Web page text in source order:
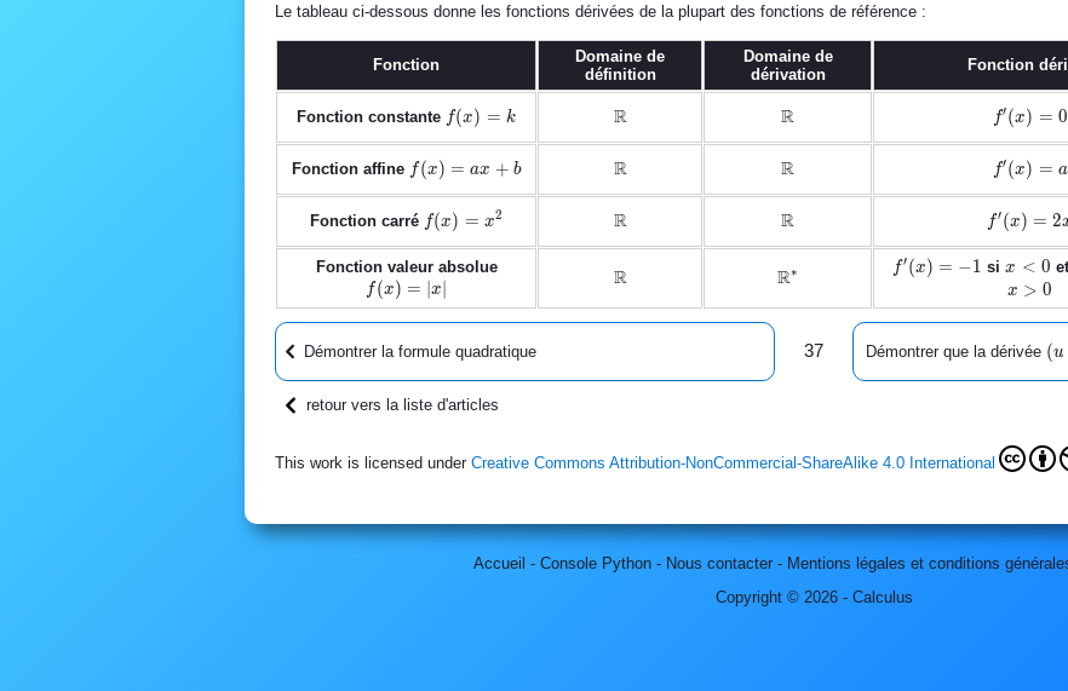
Le tableau ci-dessous donne les fonctions dérivées de la plupart des fonctions de référence :
Fonction
Domaine de
définition
Domaine de
dérivation
Fonction
Fonction constante f(x)=k
f(x) = k \mathbb{R}
R \mathbb{R}
R
f'(x)
= 0
f′(x) = 0
Fonction affine f(x)=ax+b
f(x) = ax + b \mathbb{R}
R \mathbb{R}
R
f'(x)
= a
f′(x) = a
Fonction carré f(x)=x^2
f(x) = x2 \mathbb{R}
R \mathbb{R}
R
f'(x)
=
2x
f′(x) = 2
Fonction valeur absoluef(x)=|x|
f(x) = ∣x∣ \mathbb{R}
R \mathbb{R^*}
R∗ f'(x)=-1
f′(x) = −1 six
<
0
x < 0 et
x > 0
Démontrer la formule quadratique 37 Démontrer que la dérivée (u
retour vers la liste d'articles
This work is licensed underCreative Commons Attribution-NonCommercial-ShareAlike 4.0 International
Accueil - Console Python- Nous contacter- Mentions légales et conditions
Copyright © 2026 - Calculus